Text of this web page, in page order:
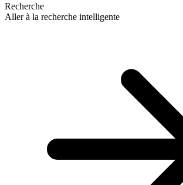
Recherche
Aller à la recherche intelligente